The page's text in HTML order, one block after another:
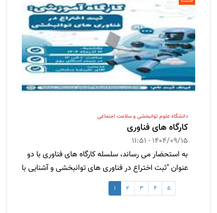
خواهد شد.
دانشگاه علوم توانبخشی و سلامت اجتماعی
کارگاه های فناوری
1404/09/15 - 11:51
به استحضار می رساند، سلسله کارگاه های فناوری با دو
عنوان "ثبت اختراع در فناوری های توانبخشی و آشنایی با
دوشنبه 17 آذرماه 1404 به همت دفتر توسعه فناوری
1 2 3 4 5